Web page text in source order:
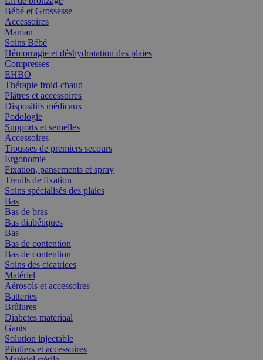
Bébé et Grossesse
Accessoires
Maman
Soins Bébé
Hémorragie et déshydratation des plaies
Compresses
EHBO
Thérapie froid-chaud
Plâtres et accessoires
Dispositifs médicaux
Podologie
Supports et semelles
Accessoires
Trousses de premiers secours
Ergonomie
Fixation, pansements et spray
Treuils de fixation
Soins spécialisés des plaies
Bas
Bas de bras
Bas diabétiques
Bas
Bas de contention
Bas de contention
Soins des cicatrices
Matériel
Aérosols et accessoires
Batteries
Brûlures
Diabetes materiaal
Gants
Solution injectable
Piluliers et accessoires